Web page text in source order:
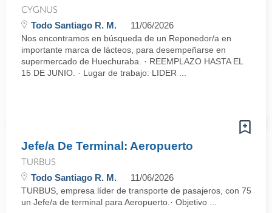
CYGNUS
Todo Santiago R. M. 11/06/2026
Nos encontramos en búsqueda de un Reponedor/a en
importante marca de lácteos, para desempeñarse en
supermercado de Huechuraba. · REEMPLAZO HASTA EL
15 DE JUNIO. · Lugar de trabajo: LIDER ...
Jefe/a De Terminal: Aeropuerto
TURBUS
Todo Santiago R. M. 11/06/2026
TURBUS, empresa líder de transporte de pasajeros, con 75
un Jefe/a de terminal para Aeropuerto.· Objetivo ...